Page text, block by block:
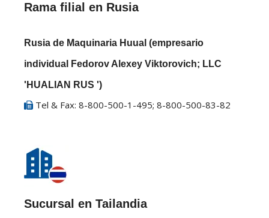
Rama filial en Rusia
Rusia de Maquinaria Huual (empresario
individual Fedorov Alexey Viktorovich; LLC
'HUALIAN RUS ')
 Tel & Fax: 8-800-500-1-495; 8-800-500-83-82
Sucursal en Tailandia